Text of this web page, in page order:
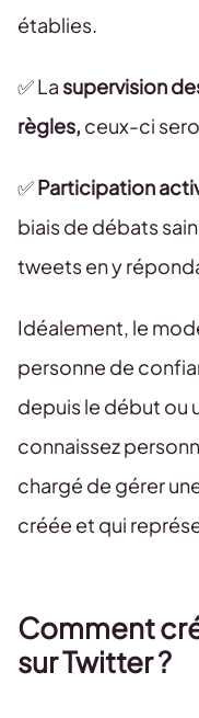
établies.
✅ La supervision
règles, ceux-ci
✅Participation
biais de débats
tweets en y
Idéalement, le
personne de
depuis le début ou
connaissez
chargé de gérer
créée et qui
Comment
sur Twitter ?